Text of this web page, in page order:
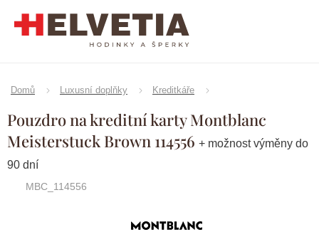
Domů Luxusní doplňky Kreditkáře
Pouzdro na kreditní karty Montblanc
Meisterstuck Brown 114556 + možnost výměny do
90 dní
MBC_114556
Značka:Montblanc